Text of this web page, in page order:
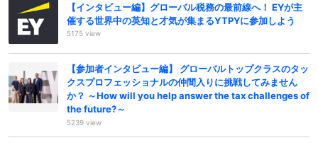
【インタビュー編】グローバル税務の最前線へ！ EYが主
催する世界中の英知と才気が集まるYTPYに参加しよう
5175 view
【参加者インタビュー編】 グローバルトップクラスのタッ
クスプロフェッショナルの仲間入りに挑戦してみません
か？ ～How will you help answer the tax challenges of
the future?～
5239 view